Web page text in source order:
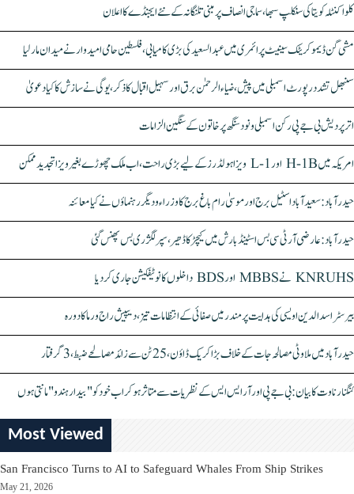
کلواکنٹلہ کویتا کی سنکلپ سبھا، سماجی انصاف پر مبنی تلنگانہ کے نئے ایجنڈے کا اعلان
مشی گن ڈیموکریٹک سینیٹ پرائمری میں عبدالسعید کی بڑی کامیابی، فلسطین حامی امیدوار نے میدان مار لیا
سنبھل تشدد رپورٹ اسمبلی میں پیش، ضیاء الرحمٰن برق اور سہیل اقبال کا ذکر، یوگی نے سازش کا کیا دعویٰ
اتر پردیش بی جے پی رکن اسمبلی ونود سنگھ پر خاتون کے سنگین الزامات
امریکہ میں H-1B اور L-1 ویزا ہولڈرز کے لیے بڑی راحت، اب ملک چھوڑے بغیر ویزا تجدید ممکن
حیدرآباد: سعیدآباد اسٹیل برج اور موسیٰ رام باغ برج کا وزراء و دیگر رہنماؤں نے کیا معائنہ
حیدرآباد: عارضی آر ٹی سی بس اسٹینڈ بارش میں کیچڑ کا ڈھیر، سپر لگژری بس پھنس گئی
KNRUHS نے MBBS اور BDS داخلوں کا نوٹیفکیشن جاری کر دیا
بیرسٹر اسدالدین اویسی کی ہدایت پر مندر میں صفائی کے انتظامات تیز، دیپیش راج ورما کا دورہ
حیدرآباد میں ملاوٹی مصالحہ جات کے خلاف بڑا کریک ڈاؤن، 25 ٹن سے زائد مصالحے ضبط، 3 گرفتار
کنگنا رناوت کا بیان: بی جے پی اور آر ایس ایس کے نظریات سے متاثر ہو کر اب خود کو "بیدار ہندو" مانتی ہوں
Most Viewed
San Francisco Turns to AI to Safeguard Whales From Ship Strikes
May 21, 2026